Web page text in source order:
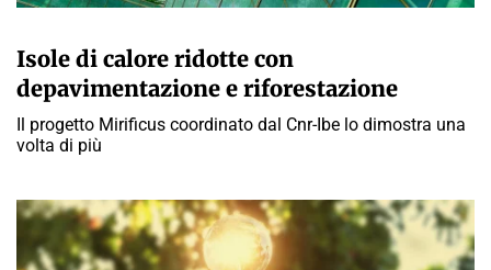
Isole di calore ridotte con
depavimentazione e riforestazione
Il progetto Mirificus coordinato dal Cnr-Ibe lo dimostra una
volta di più